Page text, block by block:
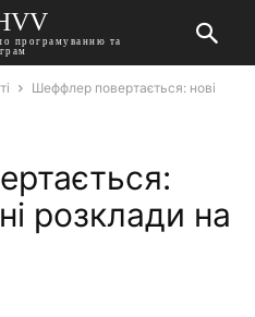
програмуванню та
Шеффлер повертається: нові
розклади на